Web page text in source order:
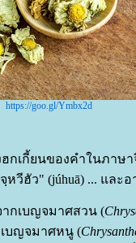
https://goo.gl/Ymbx2d
ฮกเกี้ยนของคำในภาษ
หวีฮัว" (júhuā) ... และ
ากเบญจมาศสวน (
เบญจมาศหนู (